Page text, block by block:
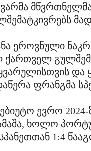
ეროვნული
და
ფრანგმა
ევრო 2024-
ხოლო
1:4